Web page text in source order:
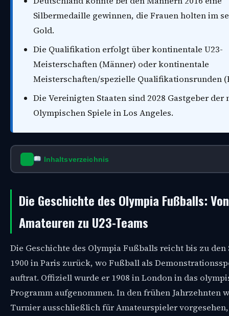
Silbermedaille gewinnen, die Frauen holten im
Gold.
Die Qualifikation erfolgt über kontinentale U23-
Meisterschaften (Männer) oder kontinentale
Meisterschaften/spezielle Qualifikationsrunden
Die Vereinigten Staaten sind 2028 Gastgeber der
Olympischen Spiele in Los Angeles.
Inhaltsverzeichnis
Die Geschichte des Olympia Fußballs: Von
Amateuren zu U23-Teams
Die Geschichte des Olympia Fußballs reicht bis zu den
1900 in Paris zurück, wo Fußball als
auftrat. Offiziell wurde er 1908 in London in das
Programm aufgenommen. In den frühen Jahrzehnten
Turnier ausschließlich für Amateurspieler